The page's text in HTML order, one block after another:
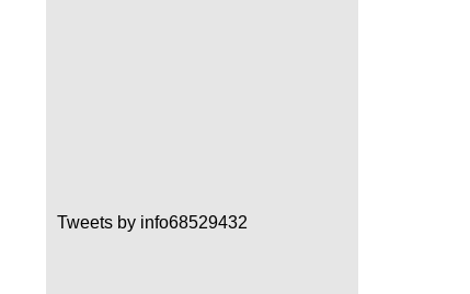
Tweets by info68529432